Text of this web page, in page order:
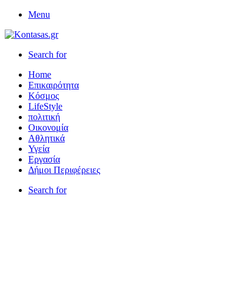
Menu
Search for
Home
Επικαιρότητα
Κόσμος
LifeStyle
πολιτική
Οικονομία
Αθλητικά
Υγεία
Εργασία
Δήμοι Περιφέρειες
Search for